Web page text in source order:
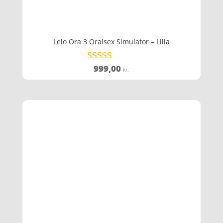
Lelo Ora 3 Oralsex Simulator – Lilla
Vurderet
4.3
999,00 kr.